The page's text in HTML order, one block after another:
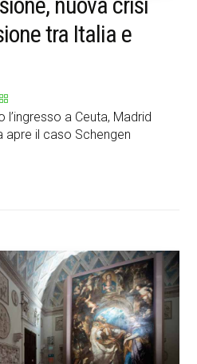
tra Italia e
a Ceuta, Madrid
il caso Schengen